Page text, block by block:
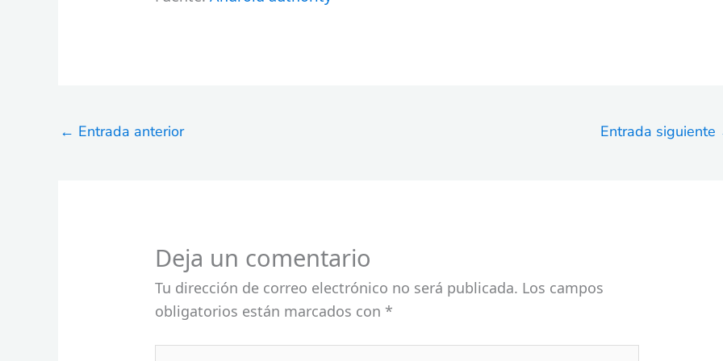
← Entrada anterior Entrada siguiente
Deja un comentario
Tu dirección de correo electrónico no será publicada. Los campos
obligatorios están marcados con *